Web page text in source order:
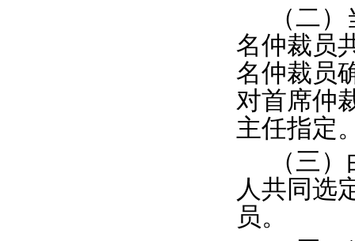
（二
名仲裁员
名仲裁员
对首席仲
主任指定
（三
人共同选
员。